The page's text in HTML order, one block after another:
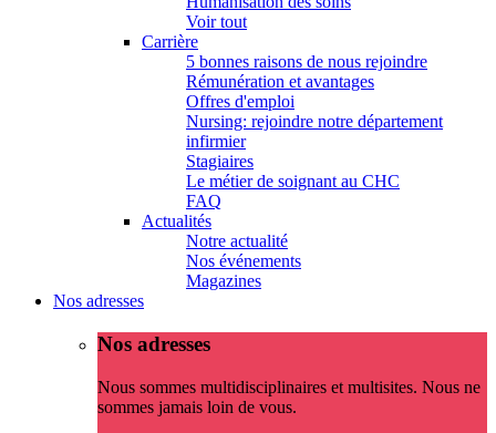
Voir tout
Carrière
5 bonnes raisons de nous rejoindre
Rémunération et avantages
Offres d'emploi
Nursing: rejoindre notre département
infirmier
Stagiaires
Le métier de soignant au CHC
FAQ
Actualités
Notre actualité
Nos événements
Magazines
Nos adresses
Nos adresses
Nous sommes multidisciplinaires et multisites. Nous ne
sommes jamais loin de vous.